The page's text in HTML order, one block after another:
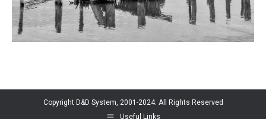
Copyright D&D System, 2001-2024. All Rights Reserved
Useful Links